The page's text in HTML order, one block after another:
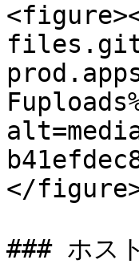
</
### ホス